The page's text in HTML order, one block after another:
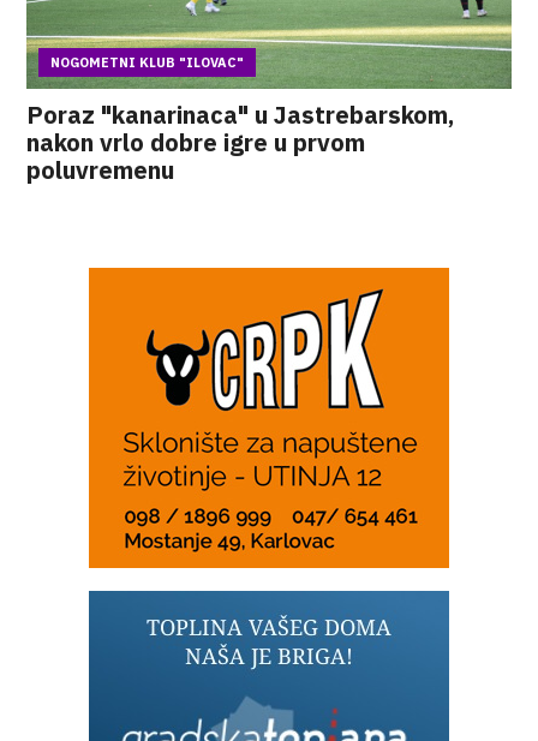
NOGOMETNI KLUB "ILOVAC"
Poraz "kanarinaca" u Jastrebarskom,
nakon vrlo dobre igre u prvom
poluvremenu